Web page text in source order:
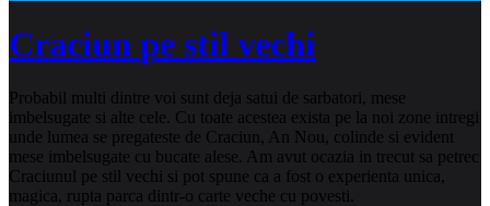
Craciun pe stil vechi
Probabil multi dintre voi sunt deja satui de sarbatori, mese
imbelsugate si alte cele. Cu toate acestea exista pe la noi zone intregi
unde lumea se pregateste de Craciun, An Nou, colinde si evident
mese imbelsugate cu bucate alese. Am avut ocazia in trecut sa petrec
Craciunul pe stil vechi si pot spune ca a fost o experienta unica,
magica, rupta parca dintr-o carte veche cu povesti.